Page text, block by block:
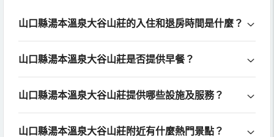
山口縣湯本溫泉大谷山莊的入住和退房時間是什麼？
山口縣湯本溫泉大谷山莊是否提供早餐？
山口縣湯本溫泉大谷山莊提供哪些設施及服務？
山口縣湯本溫泉大谷山莊附近有什麼熱門景點？